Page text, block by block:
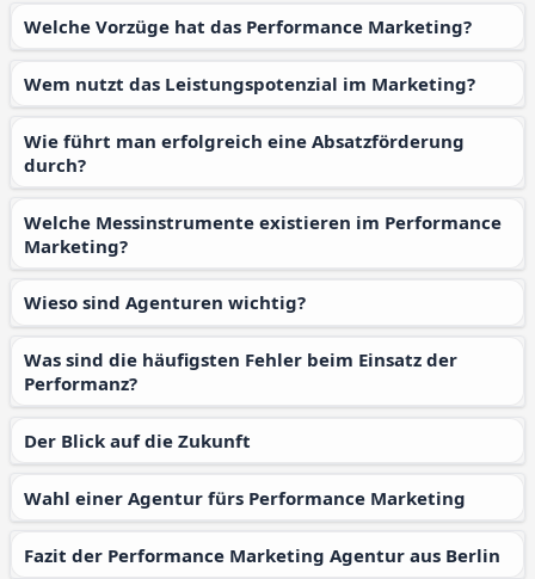
Welche Vorzüge hat das Performance Marketing?
Wem nutzt das Leistungspotenzial im Marketing?
Wie führt man erfolgreich eine Absatzförderung
durch?
Welche Messinstrumente existieren im Performance
Marketing?
Wieso sind Agenturen wichtig?
Was sind die häufigsten Fehler beim Einsatz der
Performanz?
Der Blick auf die Zukunft
Wahl einer Agentur fürs Performance Marketing
Fazit der Performance Marketing Agentur aus Berlin